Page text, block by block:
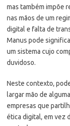
mas também impõe
nas mãos de um
digital e falta de
Manus pode
um sistema cujo
duvidoso.
Neste contexto,
largar mão de
empresas que
ética digital, em vez